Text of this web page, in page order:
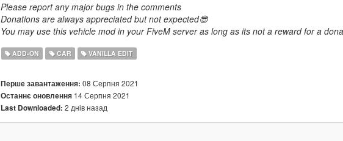
Please report any major bugs in the comments
Donations are always appreciated but not expected😎
You may use this vehicle mod in your FiveM server as long as its not a reward for a
ADD-ON CAR VANILLA EDIT
Перше завантаження: 08 Серпня 2021
Останнє оновлення14 Серпня 2021
Last Downloaded: 2 днів назад